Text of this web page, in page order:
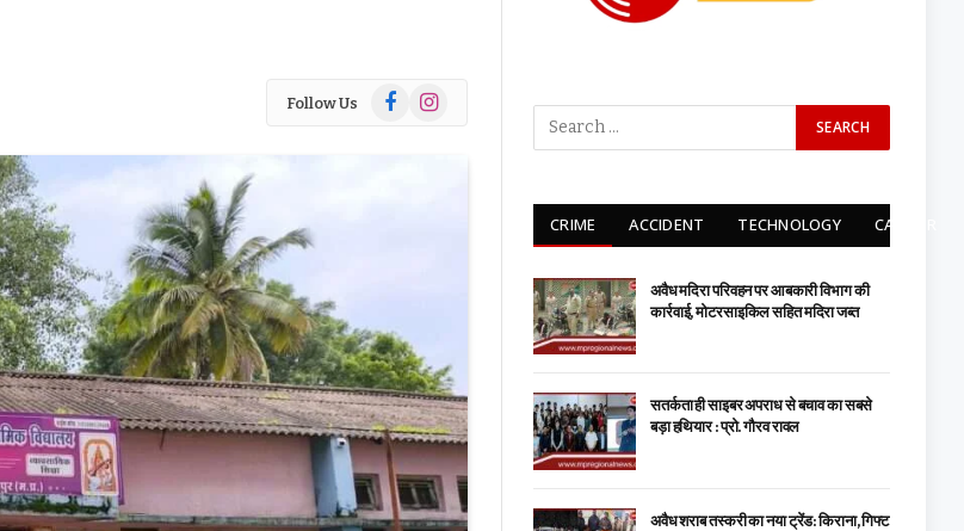
Follow Us FacebookInstagram
CRIME ACCIDENT TECHNOLOGY CARRIER
अवैध मदिरा परिवहन पर आबकारी विभाग की
कार्रवाई, मोटरसाइकिल सहित मदिरा जब्त
सतर्कता ही साइबर अपराध से बचाव का सबसे
बड़ा हथियार : प्रो. गौरव रावल
अवैध शराब तस्करी का नया ट्रेंड: किराना, गिफ्ट